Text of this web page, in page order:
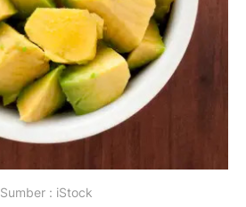
Sumber : iStock